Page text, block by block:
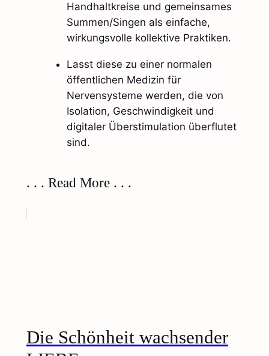
Handhaltkreise und gemeinsames
Summen/Singen als einfache,
wirkungsvolle kollektive Praktiken.
Lasst diese zu einer normalen
öffentlichen Medizin für
Nervensysteme werden, die von
Isolation, Geschwindigkeit und
digitaler Überstimulation überflutet
sind.​
. . . Read More . . .
Die Schönheit wachsender